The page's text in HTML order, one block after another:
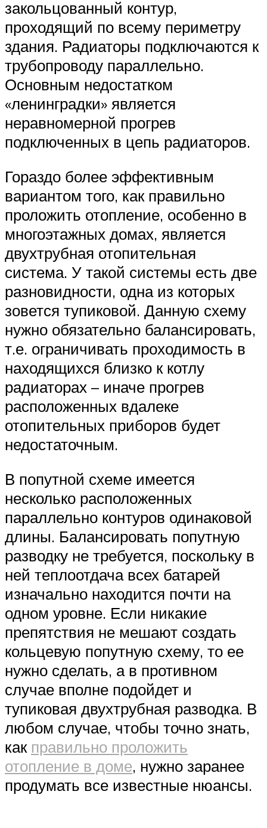
закольцованный контур,
проходящий по всему периметру
здания. Радиаторы подключаются к
трубопроводу параллельно.
Основным недостатком
«ленинградки» является
неравномерной прогрев
подключенных в цепь радиаторов.
Гораздо более эффективным
вариантом того, как правильно
проложить отопление, особенно в
многоэтажных домах, является
двухтрубная отопительная
система. У такой системы есть две
разновидности, одна из которых
зовется тупиковой. Данную схему
нужно обязательно балансировать,
т.е. ограничивать проходимость в
находящихся близко к котлу
радиаторах – иначе прогрев
расположенных вдалеке
отопительных приборов будет
недостаточным.
В попутной схеме имеется
несколько расположенных
параллельно контуров одинаковой
длины. Балансировать попутную
разводку не требуется, поскольку в
ней теплоотдача всех батарей
изначально находится почти на
одном уровне. Если никакие
препятствия не мешают создать
кольцевую попутную схему, то ее
нужно сделать, а в противном
случае вполне подойдет и
тупиковая двухтрубная разводка. В
любом случае, чтобы точно знать,
как правильно проложить
отопление в доме, нужно заранее
продумать все известные нюансы.